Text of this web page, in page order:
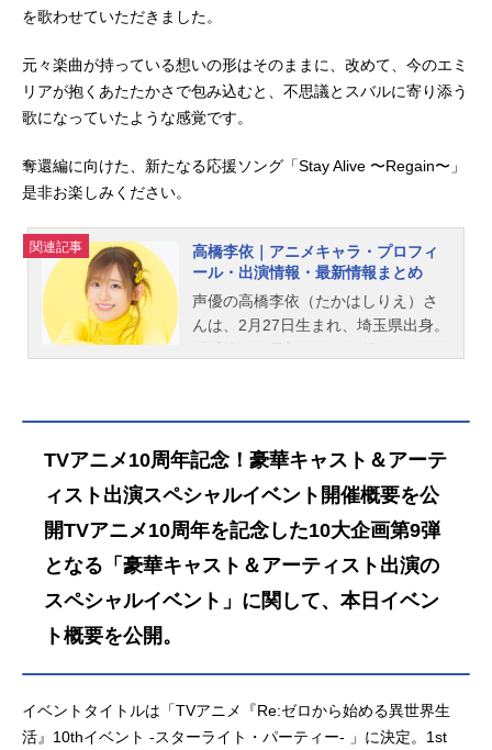
を歌わせていただきました。
元々楽曲が持っている想いの形はそのままに、改めて、今のエミ
リアが抱くあたたかさで包み込むと、不思議とスバルに寄り添う
歌になっていたような感覚です。
奪還編に向けた、新たなる応援ソング「Stay Alive 〜Regain〜」
是非お楽しみください。
関連記事
高橋李依｜アニメキャラ・プロフィ
ール・出演情報・最新情報まとめ
声優の高橋李依（たかはしりえ）さ
んは、2月27日生まれ、埼玉県出身。
のキャラクターを多く演じていま
す。こちらでは、高橋李依さんのオ
ススメ記事をご紹介！
TVアニメ10周年記念！豪華キャスト＆アーテ
ィスト出演スペシャルイベント開催概要を公
開TVアニメ10周年を記念した10大企画第9弾
となる「豪華キャスト＆アーティスト出演の
スペシャルイベント」に関して、本日イベン
ト概要を公開。
イベントタイトルは「TVアニメ『Re:ゼロから始める異世界生
活』10thイベント -スターライト・パーティー- 」に決定。1st